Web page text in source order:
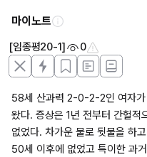
마이노트
[임종평20-1] 0
58세 산과력 2-0-2-2인 여자가
왔다. 증상은 1년 전부터 간헐적
없었다. 차가운 물로 뒷물을 하
50세 이후에 없었고 특이한 과